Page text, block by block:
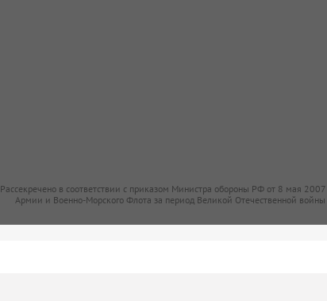
Рассекречено в соответствии с приказом Министра обороны РФ от 8 мая
Армии и Военно-Морского Флота за период Великой Отечественной